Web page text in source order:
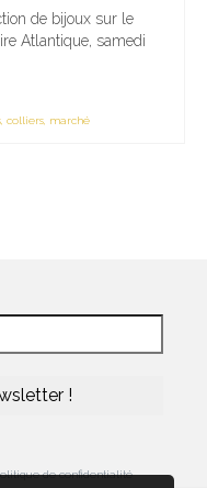
de bijoux sur le
Atlantique, samedi
colliers marché
de confidentialité